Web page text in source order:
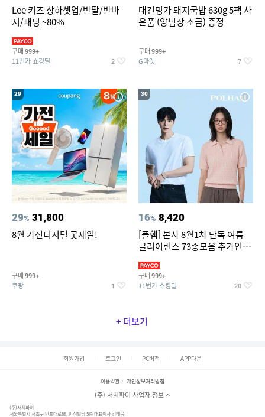
Lee 키즈 상하셋업/반팔/반바
지/패딩 ~80%
구매 999+
11번가 쇼킹딜 2
대건명가 돼지국밥 630g 5팩 사
은품 (양념장 소금) 증정
구매 999+
G마켓 7
29
29% 31,800
8월 가전디지털 굿세일!
구매 999+
쿠팡 1
30
16% 8,420
[폴햄] 본사 8월1차 단독 여름
클리어런스 73종모음 추가인하
구매 999+
11번가 쇼킹딜 20
+ 더보기
회원가입 로그인 PC버전 APP다운
이용약관 개인정보처리방침
(주) 서치파이 사업자 정보
(주)서치파이
서울특별시 서초구 반포대로88, 반석빌딩 5층 대표이사 김태묵